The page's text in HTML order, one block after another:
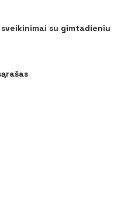
su gimtadieniu